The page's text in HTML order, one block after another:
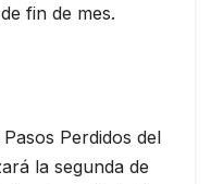
fin de mes.
Perdidos del
la segunda de